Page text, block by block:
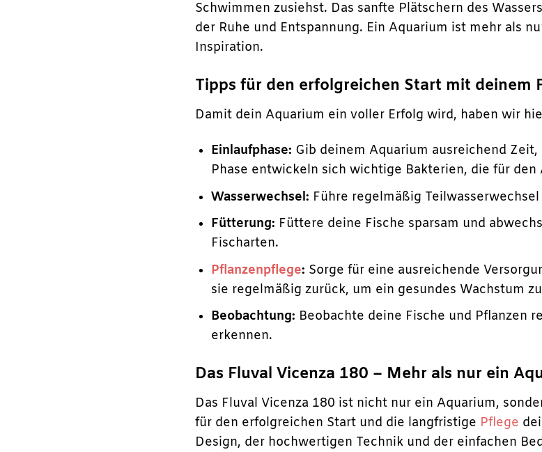
Schwimmen zusiehst. Das sanfte Plätschern des
der Ruhe und Entspannung. Ein Aquarium ist mehr als
Inspiration.
Tipps für den erfolgreichen Start mit deinem
Damit dein Aquarium ein voller Erfolg wird, haben wir
Einlaufphase: Gib deinem Aquarium ausreichend
Phase entwickeln sich wichtige Bakterien, die für
Wasserwechsel: Führe regelmäßig
Fütterung: Füttere deine Fische sparsam und
Fischarten.
Pflanzenpflege: Sorge für eine ausreichende
sie regelmäßig zurück, um ein gesundes Wachstum
Beobachtung: Beobachte deine Fische und Pflanzen
erkennen.
Das Fluval Vicenza 180 – Mehr als nur ein
Das Fluval Vicenza 180 ist nicht nur ein Aquarium,
für den erfolgreichen Start und die langfristige Pflege
Design, der hochwertigen Technik und der einfachen